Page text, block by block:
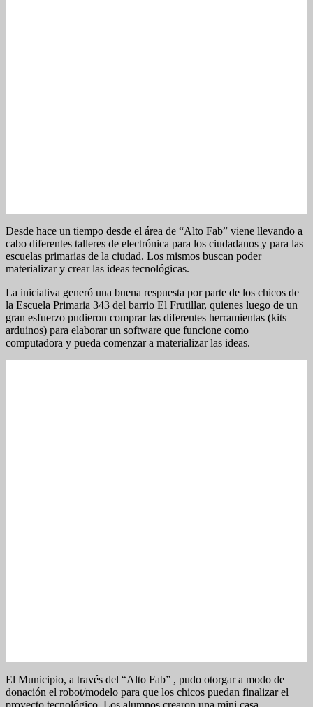
Desde hace un tiempo desde el área de “Alto Fab” viene llevando a
cabo diferentes talleres de electrónica para los ciudadanos y para las
escuelas primarias de la ciudad. Los mismos buscan poder
materializar y crear las ideas tecnológicas.
La iniciativa generó una buena respuesta por parte de los chicos de
la Escuela Primaria 343 del barrio El Frutillar, quienes luego de un
gran esfuerzo pudieron comprar las diferentes herramientas (kits
arduinos) para elaborar un software que funcione como
computadora y pueda comenzar a materializar las ideas.
El Municipio, a través del “Alto Fab” , pudo otorgar a modo de
donación el robot/modelo para que los chicos puedan finalizar el
proyecto tecnológico. Los alumnos crearon una mini casa